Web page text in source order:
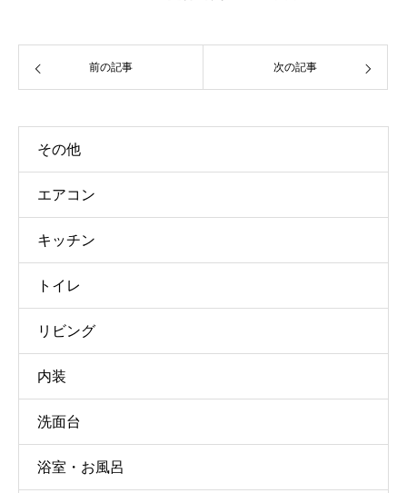
前の記事 次の記事
その他
エアコン
キッチン
トイレ
リビング
内装
洗面台
浴室・お風呂